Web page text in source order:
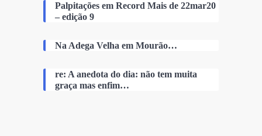
Palpitações em Record Mais de 22mar20
– edição 9
Na Adega Velha em Mourão…
re: A anedota do dia: não tem muita
graça mas enfim…